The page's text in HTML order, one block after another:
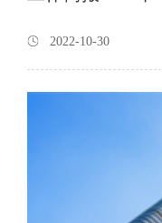
2022-10-30